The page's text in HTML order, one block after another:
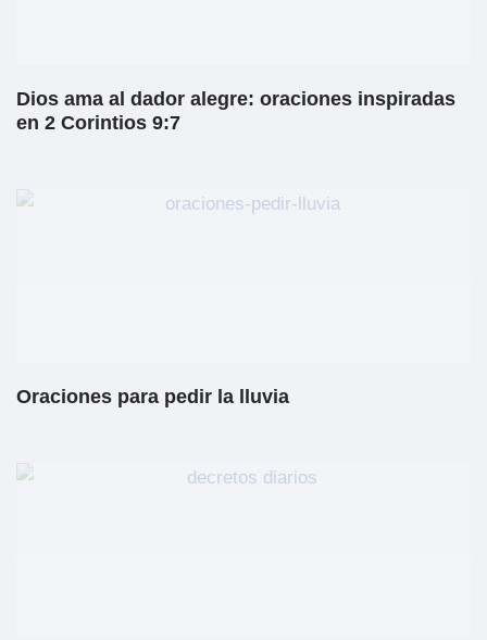
Dios ama al dador alegre: oraciones inspiradas
en 2 Corintios 9:7
Oraciones para pedir la lluvia